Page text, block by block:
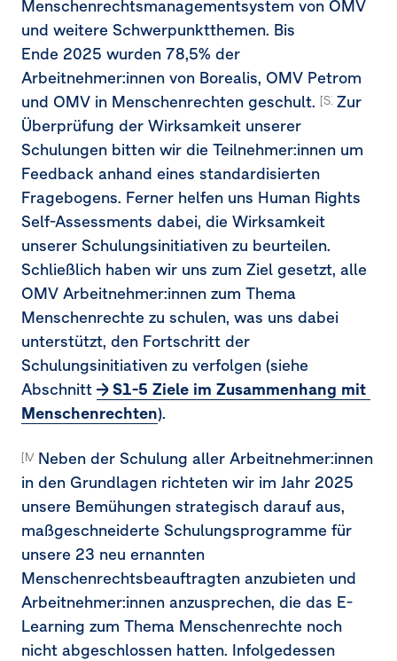
Menschenrechtsmanagementsystem von OMV
und weitere Schwerpunktthemen. Bis
Ende 2025 wurden 78,5% der
Arbeitnehmer:innen von Borealis, OMV Petrom
und OMV in Menschenrechten geschult. [S1-4.38d]
Zur
Überprüfung der Wirksamkeit unserer
Schulungen bitten wir die Teilnehmer:innen um
Feedback anhand eines standardisierten
Fragebogens. Ferner helfen uns Human Rights
Self-Assessments dabei, die Wirksamkeit
unserer Schulungsinitiativen zu beurteilen.
Schließlich haben wir uns zum Ziel gesetzt, alle
OMV Arbeitnehmer:innen zum Thema
Menschenrechte zu schulen, was uns dabei
unterstützt, den Fortschritt der
Schulungsinitiativen zu verfolgen (siehe
Abschnitt
S1-5 Ziele im Zusammenhang mit
Menschenrechten).
[MDR-A-68e]
Neben der Schulung aller Arbeitnehmer:innen
in den Grundlagen richteten wir im Jahr 2025
unsere Bemühungen strategisch darauf aus,
maßgeschneiderte Schulungsprogramme für
unsere 23 neu ernannten
Menschenrechtsbeauftragten anzubieten und
Arbeitnehmer:innen anzusprechen, die das E-
Learning zum Thema Menschenrechte noch
nicht abgeschlossen hatten. Infolgedessen